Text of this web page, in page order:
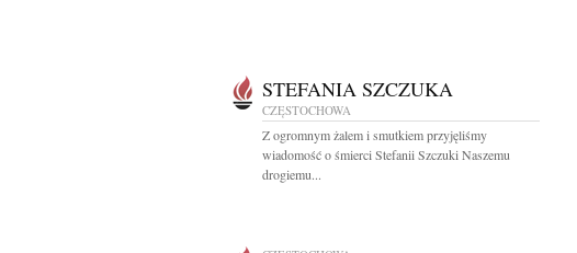
STEFANIA SZCZUKA
CZĘSTOCHOWA
Z ogromnym żalem i smutkiem przyjęliśmy
wiadomość o śmierci Stefanii Szczuki Naszemu
drogiemu...